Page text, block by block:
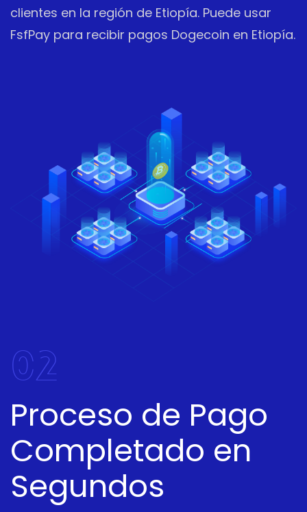
clientes en la región de Etiopía. Puede usar
FsfPay para recibir pagos Dogecoin en Etiopía.
02
Proceso de Pago
Completado en
Segundos